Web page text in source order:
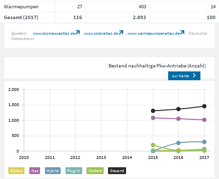
Wärmepumpen
27 403
14
Gesamt (2017)
116 2.893 100
Quellen: www.biomasseatlas.de www.solaratlas.de www.wärmepumpenatlas.de
Deutscher
Wetterdienst
Bestand nachhaltige Pkw-Antriebe (Anzahl)
zur Karte
Elektro Gas Hybrid Plug-in Weitere Gesamt